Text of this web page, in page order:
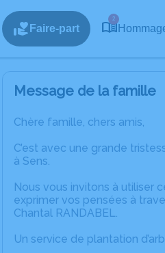
Faire-part
2
Message de la famille
Chère famille, chers amis,
C’est avec une grande
à Sens.
Nous vous invitons à utiliser
exprimer vos pensées à
Chantal RANDABEL.
Un service de plantation